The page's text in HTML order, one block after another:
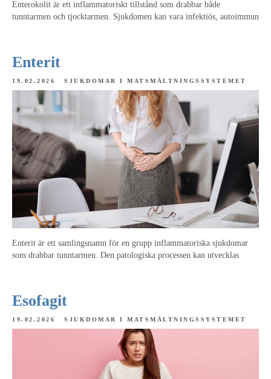
Enterokolit är ett inflammatoriskt tillstånd som drabbar både
tunntarmen och tjocktarmen. Sjukdomen kan vara infektiös, autoimmun
Enterit
19.02.2026 SJUKDOMAR I MATSMÄLTNINGSSYSTEMET
Enterit är ett samlingsnamn för en grupp inflammatoriska sjukdomar
som drabbar tunntarmen. Den patologiska processen kan utvecklas
Esofagit
19.02.2026 SJUKDOMAR I MATSMÄLTNINGSSYSTEMET